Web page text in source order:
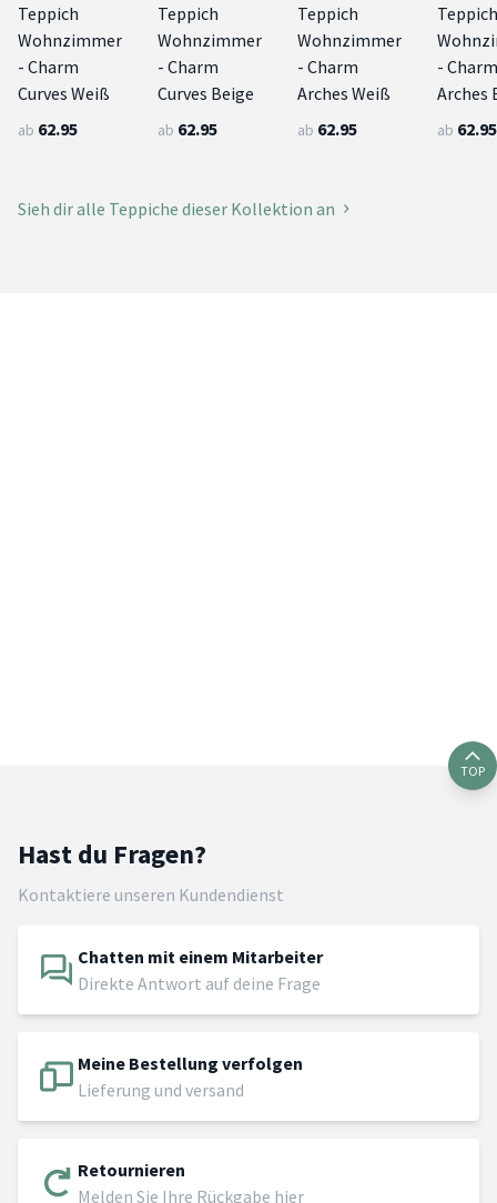
Teppich
Wohnzimmer
- Charm
Curves Weiß
ab 62.95
Teppich
Wohnzimmer
- Charm
Curves Beige
ab 62.95
Teppich
Wohnzimmer
- Charm
Arches Weiß
ab 62.95
Teppich
- Charm
Arches
ab 62.95
Sieh dir alle Teppiche dieser Kollektion an
TOP
Hast du Fragen?
Kontaktiere unseren Kundendienst
Chatten mit einem Mitarbeiter
Direkte Antwort auf deine Frage
Meine Bestellung verfolgen
Lieferung und versand
Retournieren
Melden Sie Ihre Rückgabe hier